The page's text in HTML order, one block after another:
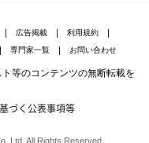
広告掲載
利用規約
専門家一覧 お問い合わせ
等のコンテンツの無断転載を
づく公表事項等
All Rights Reserved.